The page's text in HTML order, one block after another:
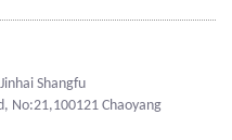
Shangfu
No:21,100121 Chaoyang